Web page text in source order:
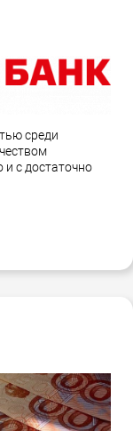
среди
и с достаточно